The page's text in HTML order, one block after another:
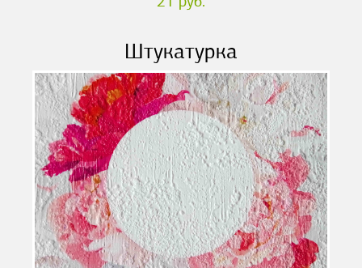
Штукатурка